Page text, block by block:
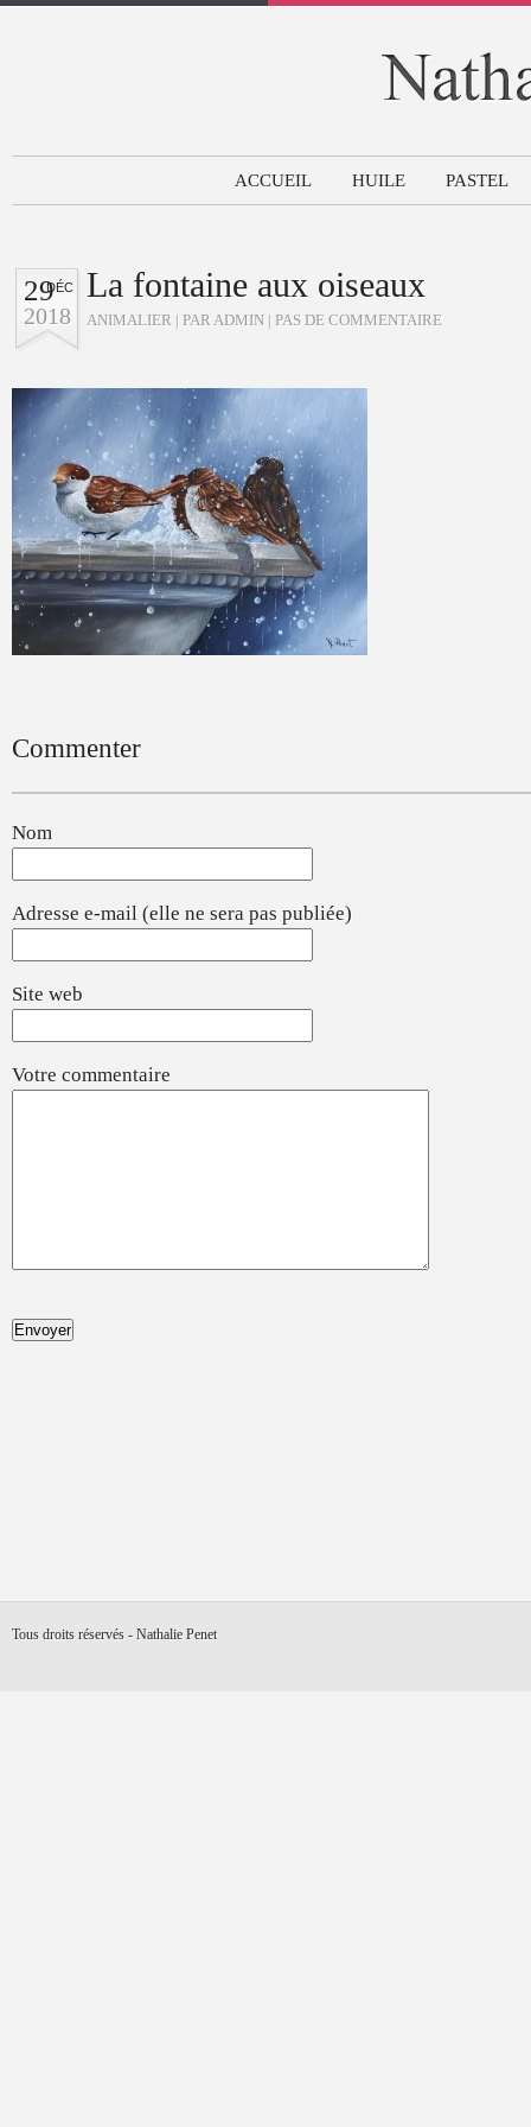
ACCUEIL HUILE PASTEL
DÉC
29
2018
La fontaine aux oiseaux
ANIMALIER | PAR ADMIN | PAS DE COMMENTAIRE
Commenter
Nom
Adresse e-mail (elle ne sera pas publiée)
Site web
Votre commentaire
Tous droits réservés - Nathalie Penet